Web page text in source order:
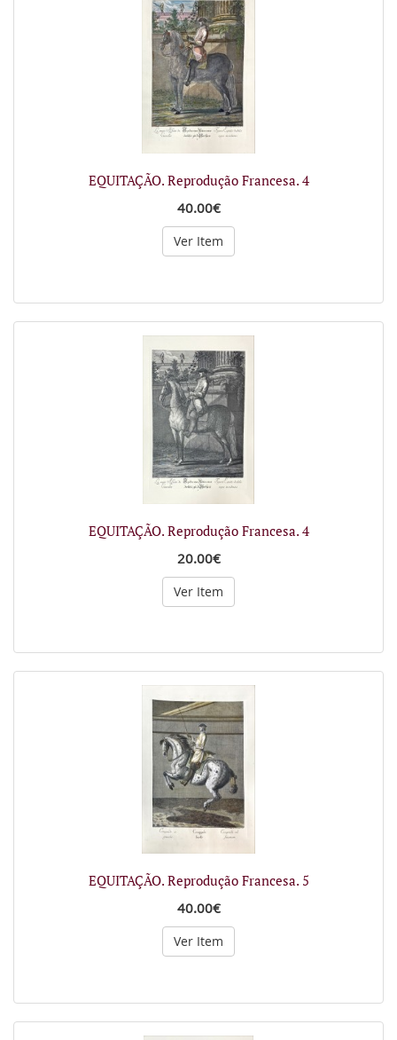
EQUITAÇÃO. Reprodução Francesa. 4
40.00€
Ver Item
EQUITAÇÃO. Reprodução Francesa. 4
20.00€
Ver Item
EQUITAÇÃO. Reprodução Francesa. 5
40.00€
Ver Item